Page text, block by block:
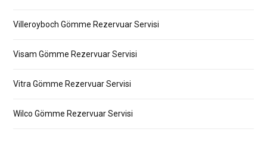
Villeroyboch Gömme Rezervuar Servisi
Visam Gömme Rezervuar Servisi
Vitra Gömme Rezervuar Servisi
Wilco Gömme Rezervuar Servisi